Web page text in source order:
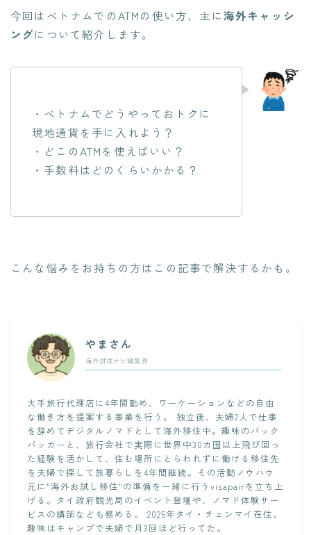
今回はベトナムでのATMの使い方、主に海外キャッシ
ングについて紹介します。
・ベトナムでどうやっておトクに
現地通貨を手に入れよう？
・どこのATMを使えばいい？
・手数料はどのくらいかかる？
こんな悩みをお持ちの方はこの記事で解決するかも。
やまさん
海外試住ナビ編集長
大手旅行代理店に4年間勤め、ワーケーションなどの自由
な働き方を提案する事業を行う。 独立後、夫婦2人で仕事
を辞めてデジタルノマドとして海外移住中。趣味のバック
パッカーと、旅行会社で実際に世界中30カ国以上飛び回っ
た経験を活かして、住む場所にとらわれずに働ける移住先
を夫婦で探して旅暮らしを4年間継続。その活動ノウハウ
元に"海外お試し移住"の準備を一緒に行うvisapairを立ち上
げる。タイ政府観光局のイベント登壇や、ノマド体験サー
ビスの講師なども務める。 2025年タイ・チェンマイ在住。
趣味はキャンプで夫婦で月3回ほど行ってた。